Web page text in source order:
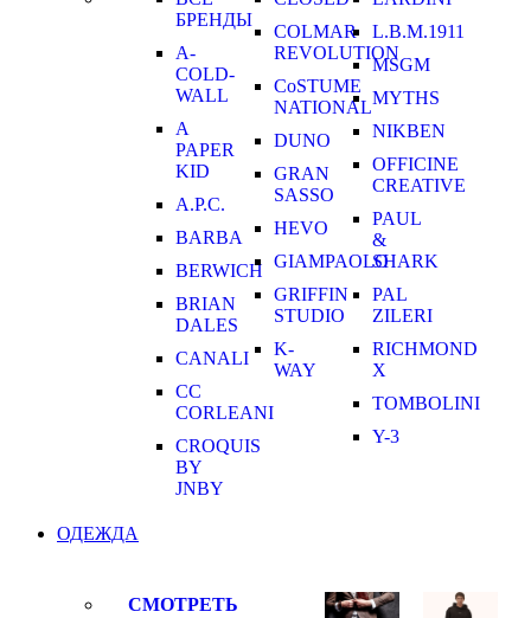
БРЕНДЫ
A-
COLD-
WALL
A
PAPER
KID
A.P.C.
BARBA
BERWICH
BRIAN
DALES
CANALI
CC
CORLEANI
CROQUIS
BY
JNBY
COLMAR
REVOLUTION
CoSTUME
NATIONAL
DUNO
GRAN
SASSO
HEVO
GIAMPAOLO
GRIFFIN
STUDIO
K-
WAY
L.B.M.1911
MSGM
MYTHS
NIKBEN
OFFICINE
CREATIVE
PAUL
&
SHARK
PAL
ZILERI
RICHMOND
X
TOMBOLINI
Y-3
ОДЕЖДА
СМОТРЕТЬ